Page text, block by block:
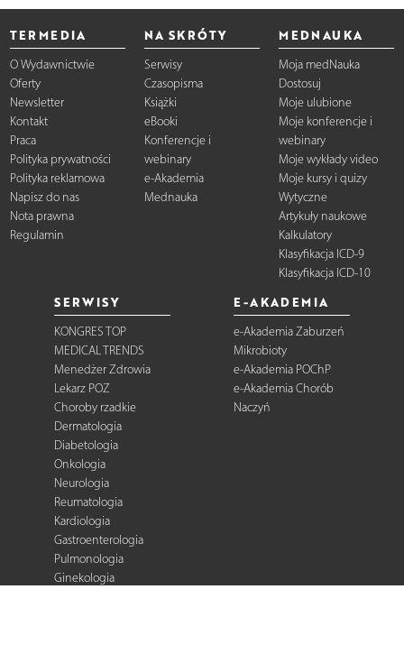
TERMEDIA
O Wydawnictwie
Oferty
Newsletter
Kontakt
Praca
Polityka prywatności
Polityka reklamowa
Napisz do nas
Nota prawna
Regulamin
NA SKRÓTY
Serwisy
Czasopisma
Książki
eBooki
Konferencje i
webinary
e-Akademia
Mednauka
MEDNAUKA
Moja medNauka
Dostosuj
Moje ulubione
Moje konferencje i
webinary
Moje wykłady video
Moje kursy i quizy
Wytyczne
Artykuły naukowe
Kalkulatory
Klasyfikacja ICD-9
Klasyfikacja ICD-10
SERWISY
KONGRES TOP
MEDICAL TRENDS
Menedżer Zdrowia
Lekarz POZ
Choroby rzadkie
Dermatologia
Diabetologia
Onkologia
Neurologia
Reumatologia
Kardiologia
Gastroenterologia
Pulmonologia
Ginekologia
E-AKADEMIA
e-Akademia Zaburzeń
Mikrobioty
e-Akademia POChP
e-Akademia Chorób
Naczyń